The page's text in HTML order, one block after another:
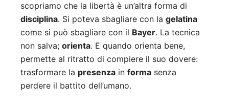
scopriamo che la libertà è un’altra forma di
disciplina. Si poteva sbagliare con la gelatina
come si può sbagliare con il Bayer. La tecnica
non salva; orienta. E quando orienta bene,
permette al ritratto di compiere il suo dovere:
trasformare la presenza in forma senza
perdere il battito dell’umano.